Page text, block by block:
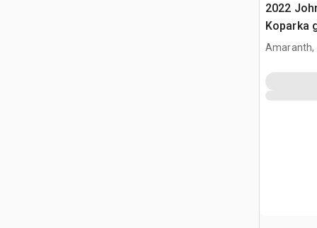
2022
Koparka
Amaranth,